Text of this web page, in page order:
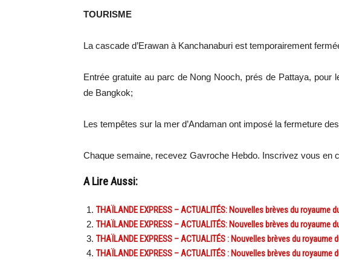
TOURISME
La cascade d’Erawan à Kanchanaburi est temporairement
Entrée gratuite au parc de Nong Nooch, prés de Pattaya, pour
de Bangkok;
Les tempêtes sur la mer d’Andaman ont imposé la fermeture
Chaque semaine, recevez Gavroche Hebdo. Inscrivez vous en
A Lire Aussi:
THAÏLANDE EXPRESS – ACTUALITÉS: Nouvelles brèves du royaume
THAÏLANDE EXPRESS – ACTUALITÉS: Nouvelles brèves du royaume
THAÏLANDE EXPRESS – ACTUALITÉS : Nouvelles brèves du
THAÏLANDE EXPRESS – ACTUALITÉS : Nouvelles brèves du royaume